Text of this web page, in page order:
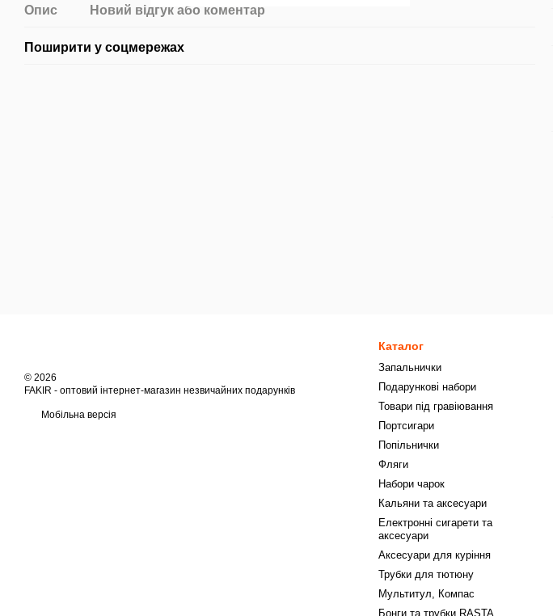
Опис Новий відгук або коментар
Поширити у соцмережах
© 2026
FAKIR - оптовий інтернет-магазин незвичайних подарунків
Мобільна версія
Каталог
Запальнички
Подарункові набори
Товари під гравіювання
Портсигари
Попільнички
Фляги
Набори чарок
Кальяни та аксесуари
Електронні сигарети та
аксесуари
Аксесуари для куріння
Трубки для тютюну
Мультитул, Компас
Бонги та трубки RASTA